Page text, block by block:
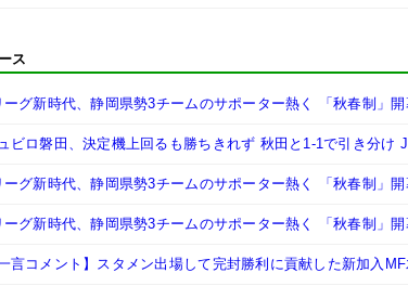
ス
ーグ新時代、静岡県勢3チームのサポーター熱く 「秋春制」
ビロ磐田、決定機上回るも勝ちきれず 秋田と1-1で引き分け
ーグ新時代、静岡県勢3チームのサポーター熱く 「秋春制」
ーグ新時代、静岡県勢3チームのサポーター熱く 「秋春制」
一言コメント】スタメン出場して完封勝利に貢献した新加入